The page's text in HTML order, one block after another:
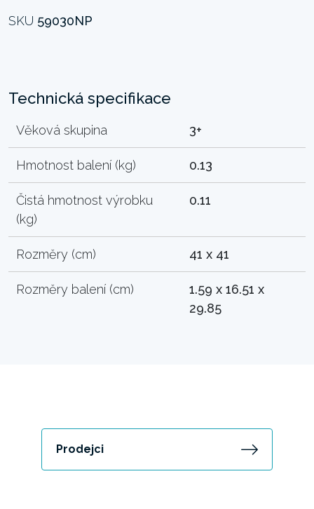
SKU 59030NP
Technická specifikace
Věková skupina 3+
Hmotnost balení (kg) 0.13
Čistá hmotnost výrobku
(kg)
0.11
Rozměry (cm) 41 x 41
Rozměry balení (cm)
1.59 x 16.51 x
29.85
Prodejci